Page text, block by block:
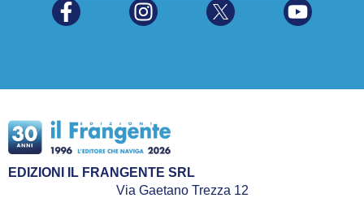
EDIZIONI IL FRANGENTE SRL
Via Gaetano Trezza 12